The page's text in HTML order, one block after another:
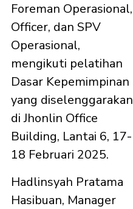
Foreman Operasional,
Officer, dan SPV
Operasional,
mengikuti pelatihan
Dasar Kepemimpinan
yang diselenggarakan
di Jhonlin Office
Building, Lantai 6, 17-
18 Februari 2025.
Hadlinsyah Pratama
Hasibuan, Manager